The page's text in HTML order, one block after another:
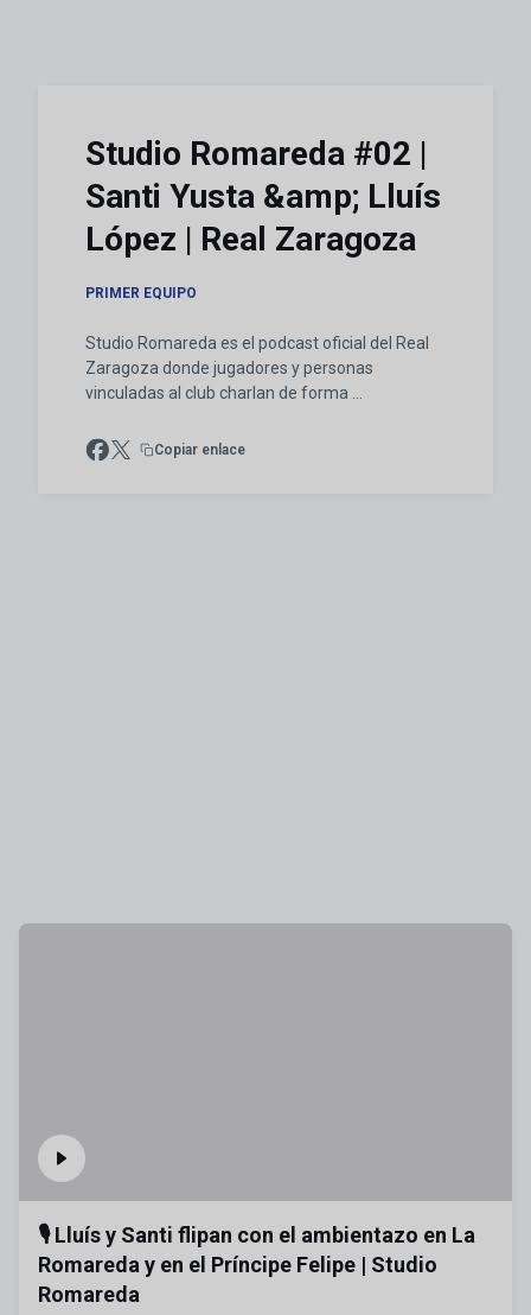
Studio Romareda #02 |
Santi Yusta &amp; Lluís
López | Real Zaragoza
PRIMER EQUIPO
Studio Romareda es el podcast oficial del Real
Zaragoza donde jugadores y personas
vinculadas al club charlan de forma ...
Copiar enlace
🎙️ Lluís y Santi flipan con el ambientazo en La
Romareda y en el Príncipe Felipe | Studio
Romareda